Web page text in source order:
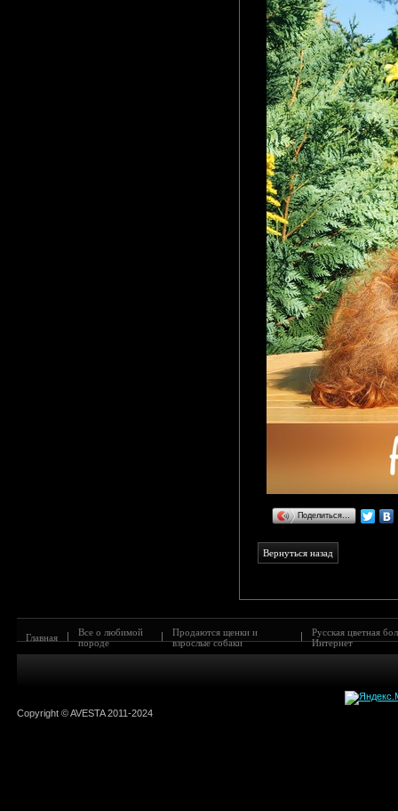
Поделиться…
Главная |
Все о любимой
породе
|
Продаются щенки и
взрослые собаки
|
Русская цветная
Интернет
Copyright © AVESTA 2011-2024